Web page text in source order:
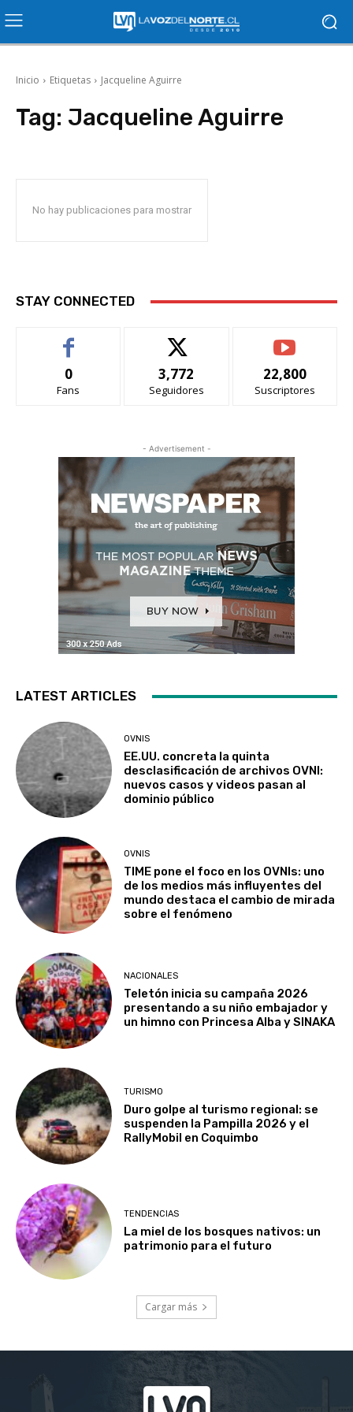
Inicio Etiquetas Jacqueline Aguirre
Tag: Jacqueline Aguirre
No hay publicaciones para mostrar
STAY CONNECTED
0
Fans
3,772
Seguidores
22,800
Suscriptores
- Advertisement -
LATEST ARTICLES
OVNIS
EE.UU. concreta la quinta
desclasificación de archivos OVNI:
nuevos casos y videos pasan al
dominio público
OVNIS
TIME pone el foco en los OVNIs: uno
de los medios más influyentes del
mundo destaca el cambio de mirada
sobre el fenómeno
NACIONALES
Teletón inicia su campaña 2026
presentando a su niño embajador y
un himno con Princesa Alba y SINAKA
TURISMO
Duro golpe al turismo regional: se
suspenden la Pampilla 2026 y el
RallyMobil en Coquimbo
TENDENCIAS
La miel de los bosques nativos: un
patrimonio para el futuro
Cargar más